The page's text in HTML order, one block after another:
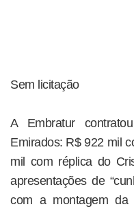
Sem licitação
A Embratur
Emirados: R$ 922 mil
mil com réplica do
apresentações de
com a montagem da